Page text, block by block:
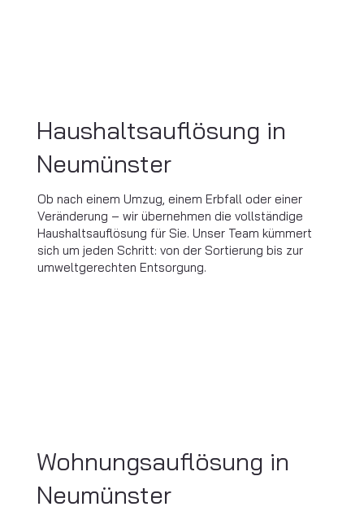
Haushaltsauflösung in
Neumünster
Ob nach einem Umzug, einem Erbfall oder einer
Veränderung – wir übernehmen die vollständige
Haushaltsauflösung für Sie. Unser Team kümmert
sich um jeden Schritt: von der Sortierung bis zur
umweltgerechten Entsorgung.
Wohnungsauflösung in
Neumünster